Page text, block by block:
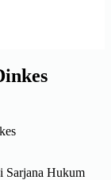
Sarjana Hukum